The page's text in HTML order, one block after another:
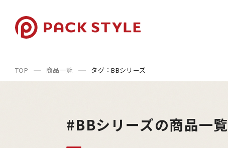
TOP 商品一覧 タグ：BBシリーズ
#BBシリーズの商品一覧